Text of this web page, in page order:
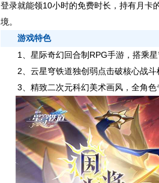
登录就能领10小时的免费时长，持有月卡
境。
游戏特色
1、星际奇幻回合制RPG手游，搭乘星
2、云星穹铁道独创弱点击破核心战斗
3、精致二次元科幻美术画风，全角色